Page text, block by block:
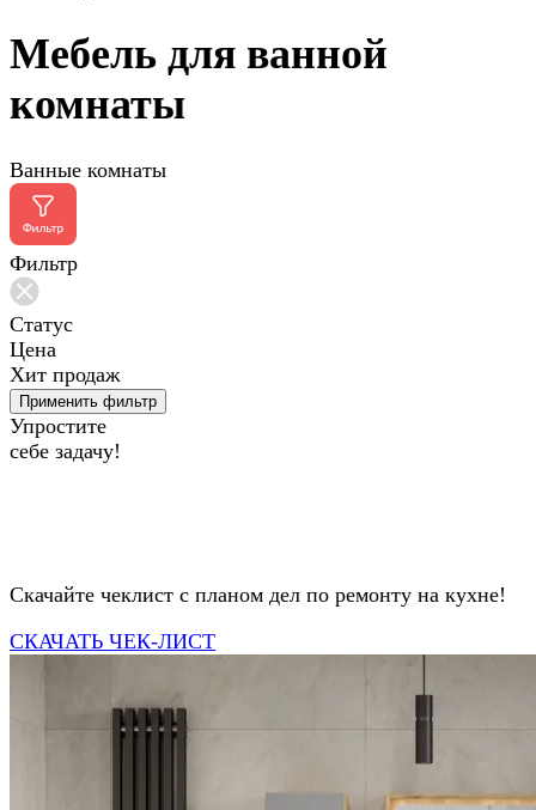
Мебель для ванной
комнаты
Ванные комнаты
Фильтр
Статус
Цена
Хит продаж
Применить фильтр
Упростите
себе задачу!
Скачайте чеклист с планом дел по ремонту на кухне!
СКАЧАТЬ ЧЕК-ЛИСТ